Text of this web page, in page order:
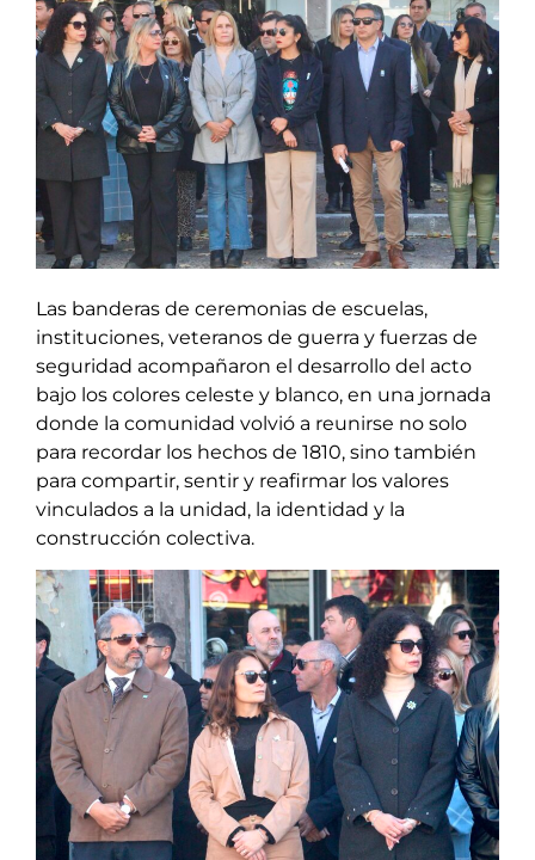
Las banderas de ceremonias de escuelas,
instituciones, veteranos de guerra y fuerzas de
seguridad acompañaron el desarrollo del acto
bajo los colores celeste y blanco, en una jornada
donde la comunidad volvió a reunirse no solo
para recordar los hechos de 1810, sino también
para compartir, sentir y reafirmar los valores
vinculados a la unidad, la identidad y la
construcción colectiva.